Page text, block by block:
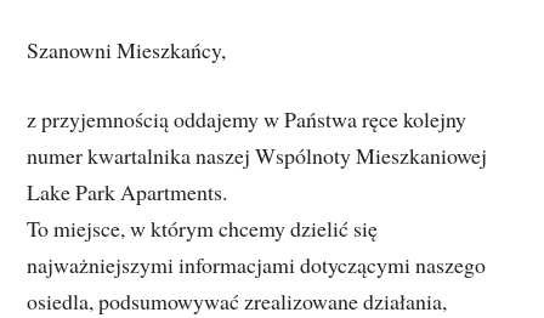
Szanowni Mieszkańcy,
z przyjemnością oddajemy w Państwa ręce kolejny
numer kwartalnika naszej Wspólnoty Mieszkaniowej
Lake Park Apartments.
To miejsce, w którym chcemy dzielić się
najważniejszymi informacjami dotyczącymi naszego
osiedla, podsumowywać zrealizowane działania,